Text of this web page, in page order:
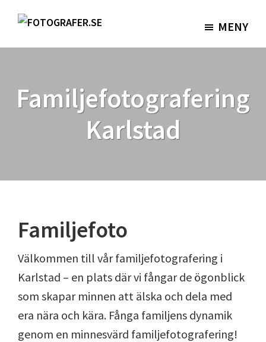
Fotografer.se MENY
Familjefotografering
Karlstad
Familjefoto
Välkommen till vår familjefotografering i
Karlstad – en plats där vi fångar de ögonblick
som skapar minnen att älska och dela med
era nära och kära. Fånga familjens dynamik
genom en minnesvärd familjefotografering!